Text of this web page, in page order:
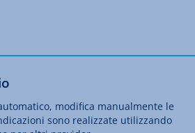
modifica manualmente le
sono realizzate utilizzando